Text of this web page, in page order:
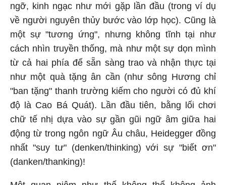
ngỡ, kinh ngạc như mới gặp lần đầu (trong ví dụ
về người nguyên thủy bước vào lớp học). Cũng là
một sự "tương ứng", nhưng không tĩnh tại như
cách nhìn truyền thống, mà như một sự dọn mình
từ cả hai phía để sẵn sàng trao và nhận thực tại
như một quà tặng ân cần (như sông Hương chỉ
"ban tặng" thanh trường kiếm cho người có đủ khí
độ là Cao Bá Quát). Lần đầu tiên, bằng lối chơi
chữ tế nhị dựa vào sự gần gũi ngữ âm giữa hai
động từ trong ngôn ngữ Âu châu, Heidegger đồng
nhất "suy tư" (denken/thinking) với sự "biết ơn"
(danken/thanking)!